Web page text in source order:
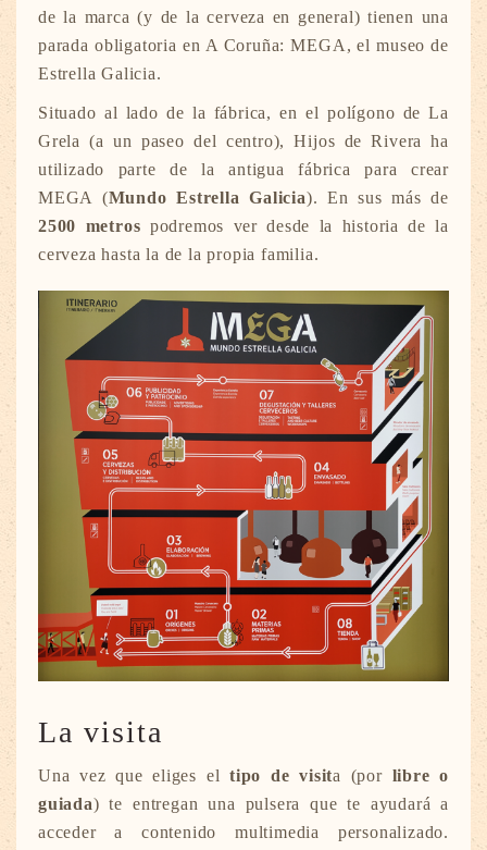
de la marca (y de la cerveza en general) tienen una
parada obligatoria en A Coruña: MEGA, el museo de
Estrella Galicia.
Situado al lado de la fábrica, en el polígono de La
Grela (a un paseo del centro), Hijos de Rivera ha
utilizado parte de la antigua fábrica para crear
MEGA (Mundo Estrella Galicia). En sus más de
2500 metros podremos ver desde la historia de la
cerveza hasta la de la propia familia.
La visita
Una vez que eliges el tipo de visita (por libre o
guiada) te entregan una pulsera que te ayudará a
acceder a contenido multimedia personalizado.